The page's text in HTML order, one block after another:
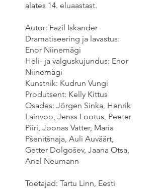
alates 14. eluaastast.
Autor: Fazil Iskander
Dramatiseering ja lavastus:
Enor Niinemägi
Heli- ja valguskujundus: Enor
Niinemägi
Kunstnik: Kudrun Vungi
Produtsent: Kelly Kittus
Osades: Jörgen Sinka, Henrik
Lainvoo, Jenss Lootus, Peeter
Piiri, Joonas Vatter, Maria
Pšenitšnaja, Auli Auväärt,
Getter Dolgošev, Jaana Otsa,
Anel Neumann
Toetajad: Tartu Linn, Eesti